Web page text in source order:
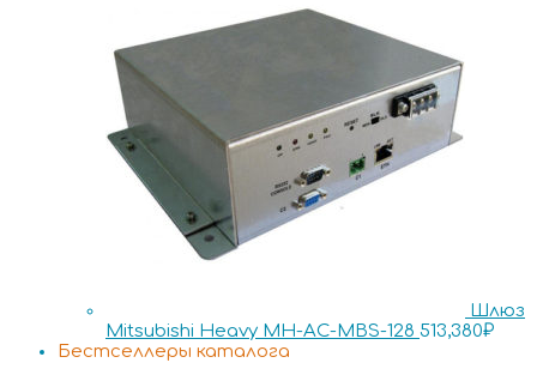
Шлюз
Mitsubishi Heavy MH-AC-MBS-128 513,380₽
Бестселлеры каталога